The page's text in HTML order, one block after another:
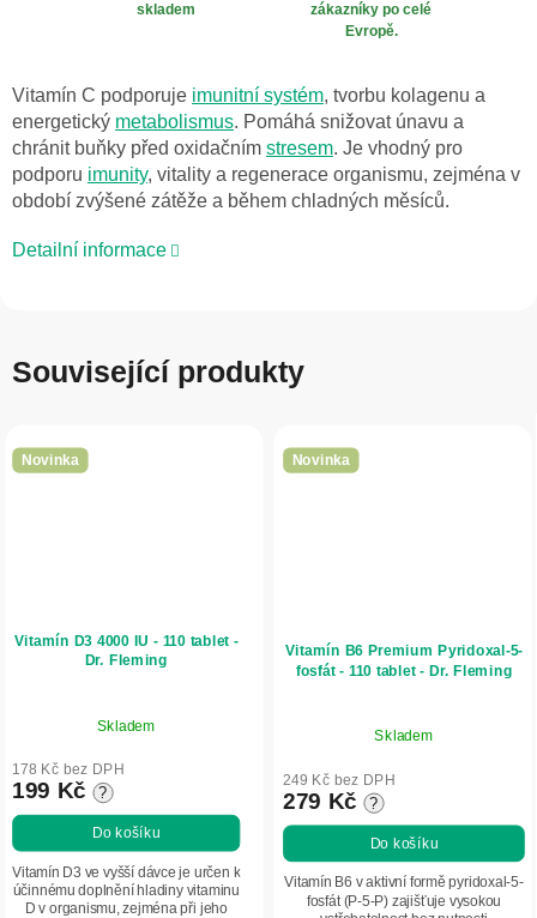
skladem
zákazníky po celé
Evropě.
Vitamín C podporuje imunitní systém, tvorbu kolagenu a
energetický metabolismus. Pomáhá snižovat únavu a
chránit buňky před oxidačním stresem. Je vhodný pro
podporu imunity, vitality a regenerace organismu, zejména v
období zvýšené zátěže a během chladných měsíců.
Detailní informace
Související produkty
Novinka
Vitamín D3 4000 IU - 110 tablet -
Dr. Fleming
Skladem
178 Kč bez DPH
199 Kč ?
Do košíku
Vitamín D3 ve vyšší dávce je určen k
účinnému doplnění hladiny vitaminu
D v organismu, zejména při jeho
Novinka
Vitamín B6 Premium Pyridoxal-5-
fosfát - 110 tablet - Dr. Fleming
Skladem
249 Kč bez DPH
279 Kč ?
Do košíku
Vitamín B6 v aktivní formě pyridoxal-5-
fosfát (P-5-P) zajišťuje vysokou